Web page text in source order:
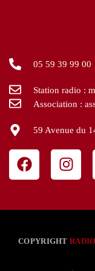
05 59 39 99 00
Station radio :
Association :
59 Avenue du
COPYRIGHT